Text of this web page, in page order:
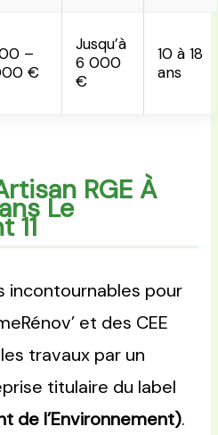
–
€
Jusqu’à
6 000
€
10 à 18
ans
RGE À
Le
11
incontournables pour
et des CEE
travaux par un
titulaire du label
de l’Environnement).